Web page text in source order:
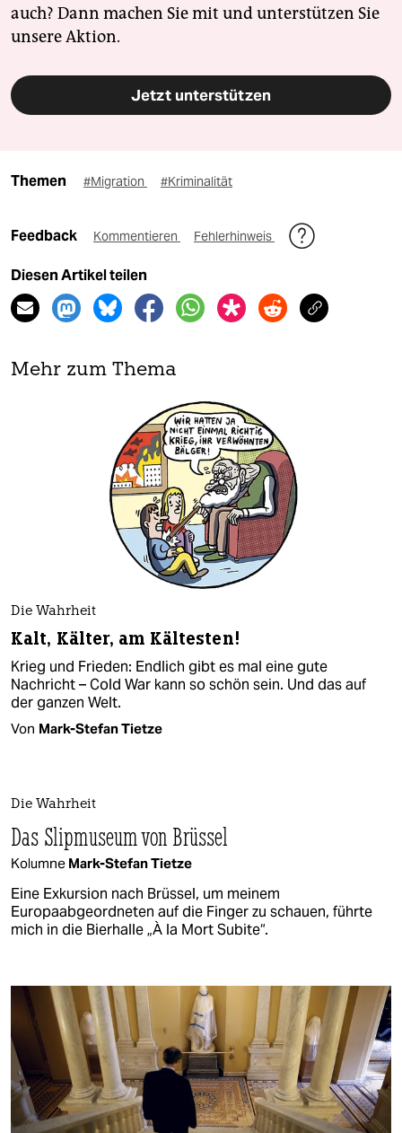
auch? Dann machen Sie mit und unterstützen Sie
unsere Aktion.
Jetzt unterstützen
Themen #Migration #Kriminalität
Feedback Kommentieren Fehlerhinweis
Diesen Artikel teilen
Mehr zum Thema
Die Wahrheit
Kalt, Kälter, am Kältesten!
Krieg und Frieden: Endlich gibt es mal eine gute
Nachricht – Cold War kann so schön sein. Und das auf
der ganzen Welt.
Von Mark-Stefan Tietze
Die Wahrheit
Das Slipmuseum von Brüssel
Kolumne Mark-Stefan Tietze
Eine Exkursion nach Brüssel, um meinem
Europaabgeordneten auf die Finger zu schauen, führte
mich in die Bierhalle „À la Mort Subite“.